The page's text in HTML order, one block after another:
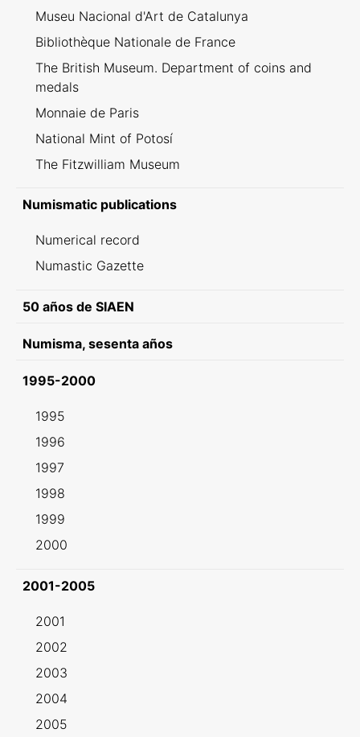
Museu Nacional d'Art de Catalunya
Bibliothèque Nationale de France
The British Museum. Department of coins and
medals
Monnaie de Paris
National Mint of Potosí
The Fitzwilliam Museum
Numismatic publications
Numerical record
Numastic Gazette
50 años de SIAEN
Numisma, sesenta años
1995-2000
1995
1996
1997
1998
1999
2000
2001-2005
2001
2002
2003
2004
2005